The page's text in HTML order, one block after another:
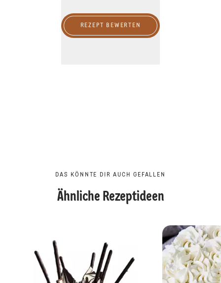
REZEPT BEWERTEN
DAS KÖNNTE DIR AUCH GEFALLEN
Ähnliche Rezeptideen